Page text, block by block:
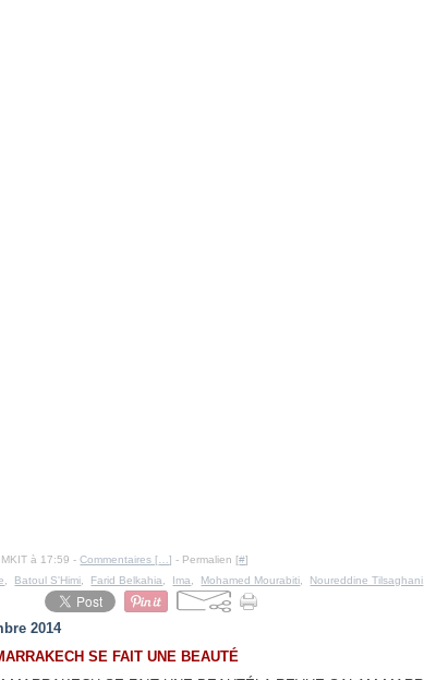
à 17:59 -Commentaires [ …] - Permalien [#]
Batoul S'Himi Farid Belkahia Ima Mohamed Mourabiti Noureddine Tilsaghani
2014
SE FAIT UNE BEAUTÉ